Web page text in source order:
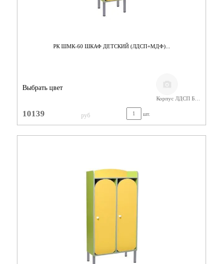
РК ШМК-60 ШКАФ ДЕТСКИЙ (ЛДСП+МДФ)...
Выбрать цвет
Корпус ЛДСП Бук,Фасады МДФ
10139 руб шт.